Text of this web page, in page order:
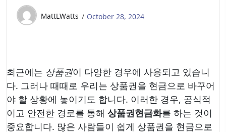
MattLWatts October 28, 2024
최근에는 상품권이 다양한 경우에 사용되고 있습니
다. 그러나 때때로 우리는 상품권을 현금으로 바꾸어
야 할 상황에 놓이기도 합니다. 이러한 경우, 공식적
이고 안전한 경로를 통해 상품권현금화를 하는 것이
중요합니다. 많은 사람들이 쉽게 상품권을 현금으로